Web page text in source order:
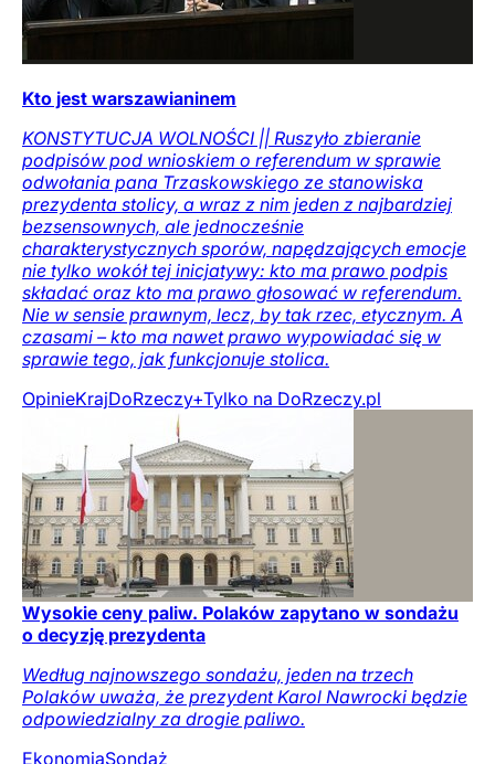
Kto jest warszawianinem
KONSTYTUCJA WOLNOŚCI || Ruszyło zbieranie
podpisów pod wnioskiem o referendum w sprawie
odwołania pana Trzaskowskiego ze stanowiska
prezydenta stolicy, a wraz z nim jeden z najbardziej
bezsensownych, ale jednocześnie
charakterystycznych sporów, napędzających emocje
nie tylko wokół tej inicjatywy: kto ma prawo podpis
składać oraz kto ma prawo głosować w referendum.
Nie w sensie prawnym, lecz, by tak rzec, etycznym. A
czasami – kto ma nawet prawo wypowiadać się w
sprawie tego, jak funkcjonuje stolica.
OpinieKrajDoRzeczy+Tylko na DoRzeczy.pl
Wysokie ceny paliw. Polaków zapytano w sondażu
o decyzję prezydenta
Według najnowszego sondażu, jeden na trzech
Polaków uważa, że prezydent Karol Nawrocki będzie
odpowiedzialny za drogie paliwo.
EkonomiaSondaż